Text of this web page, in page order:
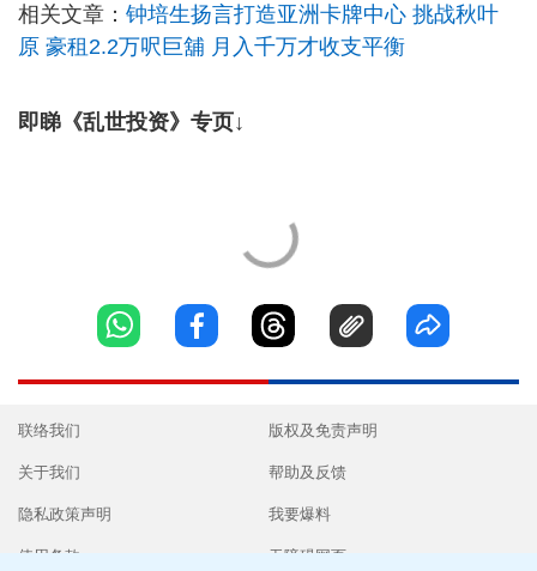
相关文章： 钟培生扬言打造亚洲卡牌中心 挑战秋叶
原 豪租2.2万呎巨舖 月入千万才收支平衡
即睇《乱世投资》专页↓
联络我们
关于我们
隐私政策声明
使用条款
版权及免责声明
帮助及反馈
我要爆料
无障碍网页